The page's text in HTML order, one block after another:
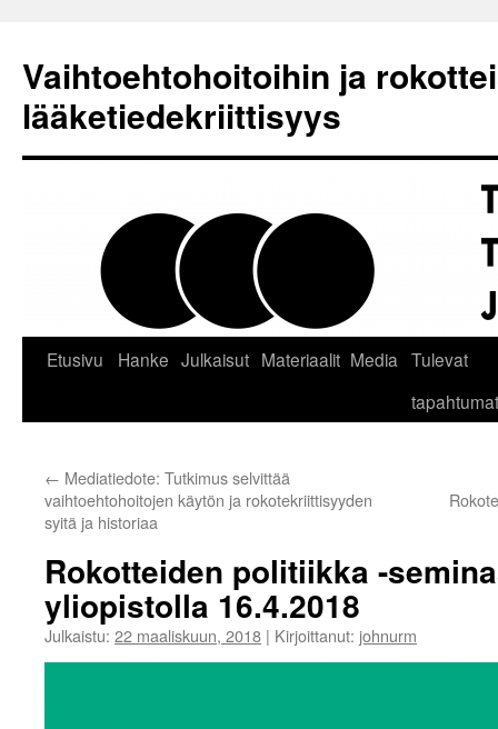
Vaihtoehtohoitoihin ja
lääketiedekriittisyys
Etusivu Hanke Julkaisut Materiaalit Media Tulevat
tapahtumat
← Mediatiedote: Tutkimus selvittää
vaihtoehtohoitojen käytön ja rokotekriittisyyden
syitä ja historiaa
Rokotteiden politiikka -
yliopistolla 16.4.2018
Julkaistu: 22 maaliskuun, 2018 | Kirjoittanut: johnurm